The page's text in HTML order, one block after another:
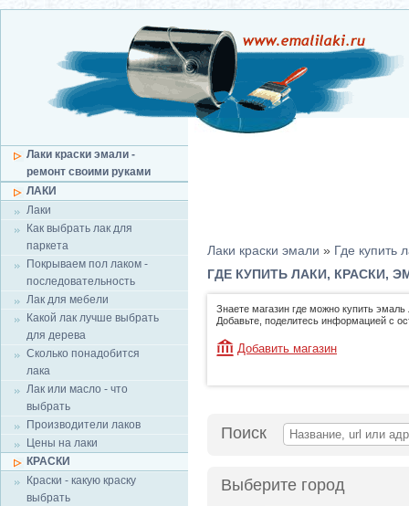
Лаки краски эмали -
ремонт своими руками
ЛАКИ
Лаки
Как выбрать лак для
паркета
Покрываем пол лаком -
последовательность
Лак для мебели
Какой лак лучше выбрать
для дерева
Сколько понадобится
лака
Лак или масло - что
выбрать
Производители лаков
Цены на лаки
КРАСКИ
Краски - какую краску
выбрать
Лаки краски эмали » Где купить
ГДЕ КУПИТЬ ЛАКИ, КРАСКИ,
Знаете магазин где можно купить эмаль
Добавьте, поделитесь информацией с
Добавить магазин
Поиск
Выберите город